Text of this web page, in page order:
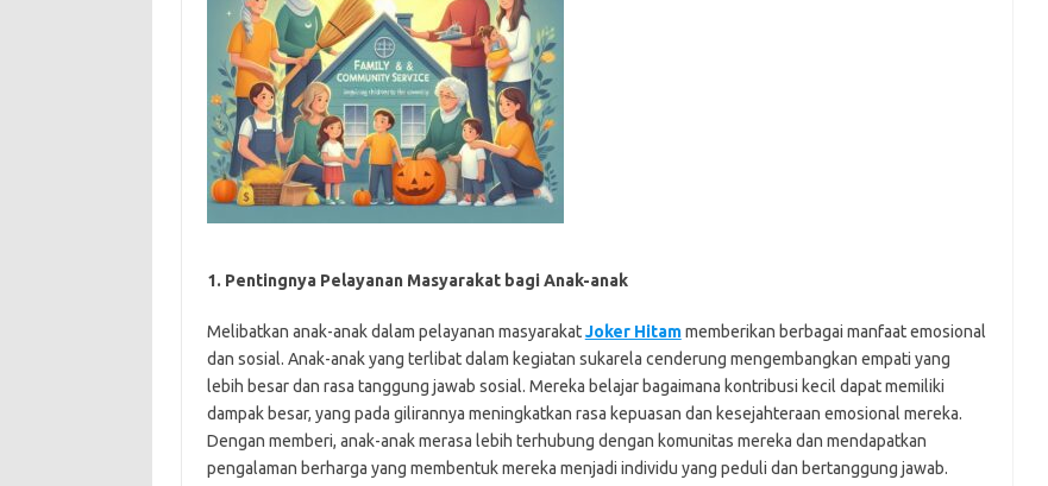
1. Pentingnya Pelayanan Masyarakat bagi Anak-anak
Melibatkan anak-anak dalam pelayanan masyarakatJoker Hitammemberikan berbagai manfaat emosional
dan sosial. Anak-anak yang terlibat dalam kegiatan sukarela cenderung mengembangkan empati yang
lebih besar dan rasa tanggung jawab sosial. Mereka belajar bagaimana kontribusi kecil dapat memiliki
dampak besar, yang pada gilirannya meningkatkan rasa kepuasan dan kesejahteraan emosional mereka.
Dengan memberi, anak-anak merasa lebih terhubung dengan komunitas mereka dan mendapatkan
pengalaman berharga yang membentuk mereka menjadi individu yang peduli dan bertanggung jawab.